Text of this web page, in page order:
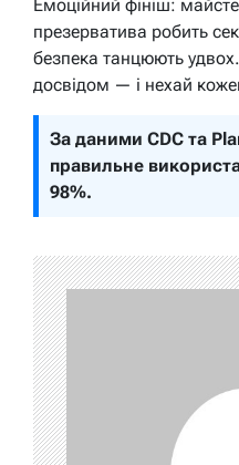
Емоційний фініш:
презерватива робить
безпека танцюють удвох.
досвідом — і нехай
За даними CDC та
правильне
98%.